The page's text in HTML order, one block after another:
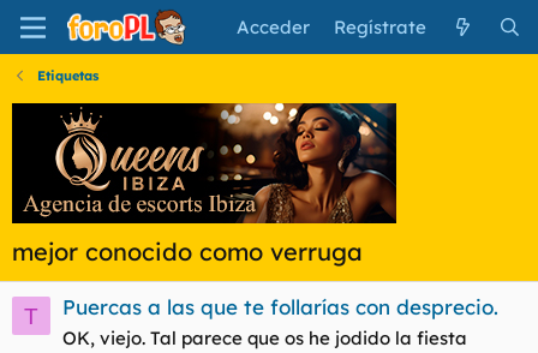
Acceder Regístrate
Etiquetas
mejor conocido como verruga
T Puercas a las que te follarías con desprecio.
OK, viejo. Tal parece que os he jodido la fiesta